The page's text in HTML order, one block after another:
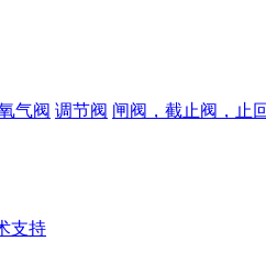
气阀 调节阀 闸阀，截止阀，止
支持